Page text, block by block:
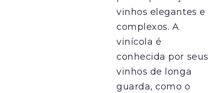
vinhos elegantes e
complexos. A
vinícola é
conhecida por seus
vinhos de longa
guarda, como o